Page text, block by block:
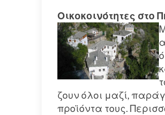
Οικοκοινότητες στο
ζουν όλοι μαζί,
προϊόντα τους.